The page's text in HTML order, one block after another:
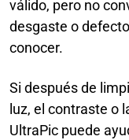
válido, pero no
desgaste o
conocer.
Si después de
luz, el contraste o
UltraPic puede